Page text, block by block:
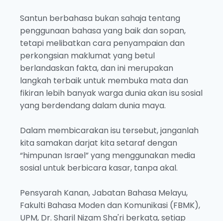
Santun berbahasa bukan sahaja tentang
penggunaan bahasa yang baik dan sopan,
tetapi melibatkan cara penyampaian dan
perkongsian maklumat yang betul
berlandaskan fakta, dan ini merupakan
langkah terbaik untuk membuka mata dan
fikiran lebih banyak warga dunia akan isu sosial
yang berdendang dalam dunia maya.
Dalam membicarakan isu tersebut, janganlah
kita samakan darjat kita setaraf dengan
“himpunan Israel” yang menggunakan media
sosial untuk berbicara kasar, tanpa akal.
Pensyarah Kanan, Jabatan Bahasa Melayu,
Fakulti Bahasa Moden dan Komunikasi (FBMK),
UPM, Dr. Sharil Nizam Sha'ri berkata, setiap